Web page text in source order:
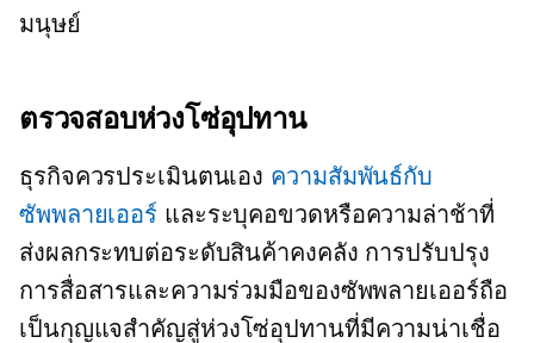
มนุษย์
ตรวจสอบห่วงโซ่อุปทาน
ธุรกิจควรประเมินตนเอง ความสัมพันธ์กับ
ซัพพลายเออร์ และระบุคอขวดหรือความล่าช้าที่
ส่งผลกระทบต่อระดับสินค้าคงคลัง การปรับปรุง
การสื่อสารและความร่วมมือของซัพพลายเออร์ถือ
เป็นกุญแจสำคัญสู่ห่วงโซ่อุปทานที่มีความน่าเชื่อ